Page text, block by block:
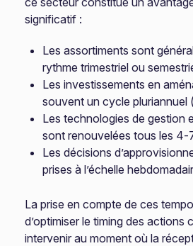
significatif :
Les assortiments sont
rythme trimestriel ou
Les investissements en
souvent un cycle pluriannuel
Les technologies de gestion
sont renouvelées tous les 4-
Les décisions
prises à l’échelle
La prise en compte de ces
d’optimiser le timing des actions
intervenir au moment où la